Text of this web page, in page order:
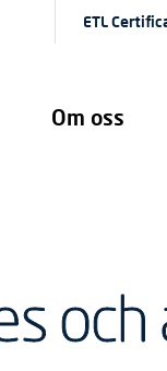
Om oss
ETL